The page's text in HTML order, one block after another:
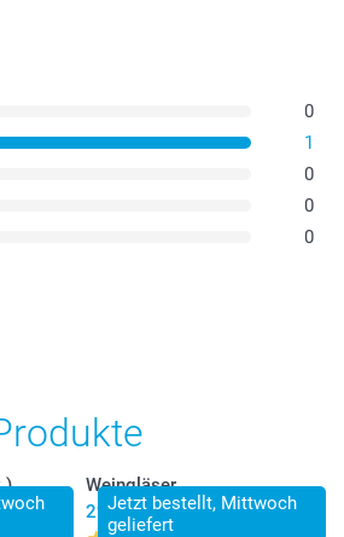
0
1
0
0
0
Jetzt bestellt, Mittwoch
geliefert
Weingläser
29.95